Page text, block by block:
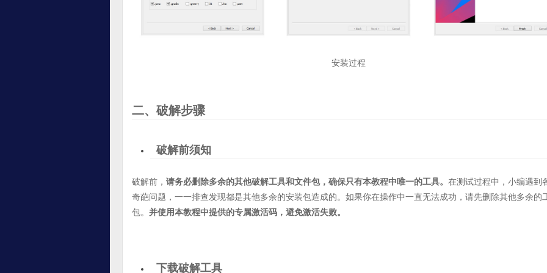
安装过程
二、破解步骤
破解前须知
破解前， 请务必删除多余的其他破解工具和文件包，确保只有本教程中唯一的工具。 在测试过程中，小编遇到
奇葩问题，一一排查发现都是其他多余的安装包造成的。如果你在操作中一直无法成功，请先删除其他多余的
包。 并使用本教程中提供的专属激活码，避免激活失败。
下载破解工具